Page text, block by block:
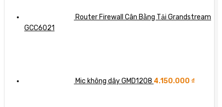
Router Firewall Cân Bằng Tải Grandstream
GCC6021
Mic không dây GMD1208 4.150.000 ₫